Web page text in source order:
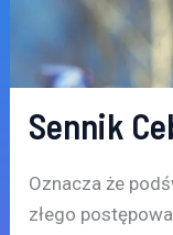
Sennik
Oznacza że
złego